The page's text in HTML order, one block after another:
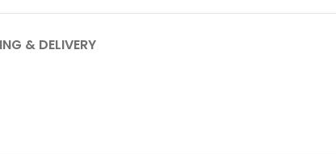
& DELIVERY